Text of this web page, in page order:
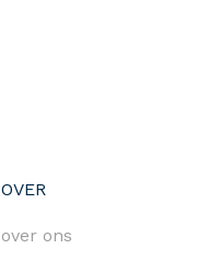
OVER
over ons